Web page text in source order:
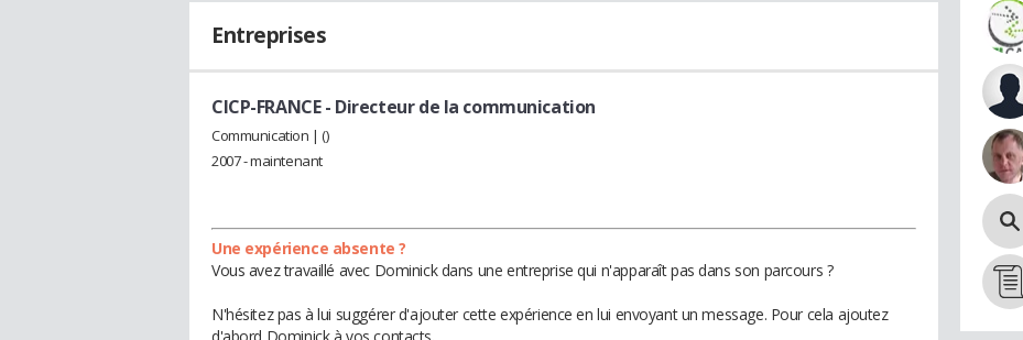
Entreprises
CICP-FRANCE- Directeur de la communication
Communication | ()
2007 - maintenant
Une expérience absente ?
Vous avez travaillé avec Dominick dans une entreprise qui n'apparaît pas dans son parcours ?
N'hésitez pas à lui suggérer d'ajouter cette expérience en lui envoyant un message. Pour cela ajoutez